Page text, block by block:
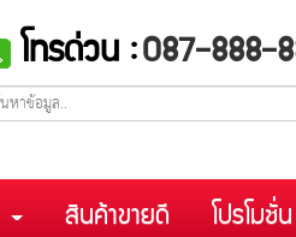
สินค้าขายดี โปรโมชั่น
โทรด่วน : 087-888-